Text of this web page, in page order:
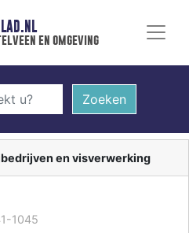
en omgeving
Zoeken
en visverwerking
1045